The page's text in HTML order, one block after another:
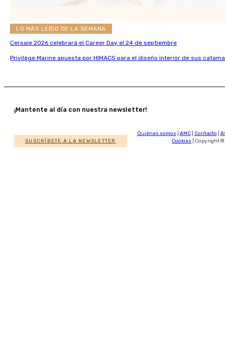
LO MÁS LEÍDO DE LA SEMANA
Cersaie 2026 celebrará el Career Day el 24 de septiembre
Privilège Marine apuesta por HIMACS para el diseño interior de sus
¡Mantente al día con nuestra newsletter!
SUSCRÍBETE A LA NEWSLETTER
Quiénes somos AMC| Contacto
Cookies | Copyright